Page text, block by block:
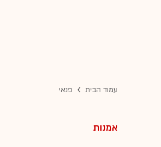
עמוד הבית פנאי
אמנות